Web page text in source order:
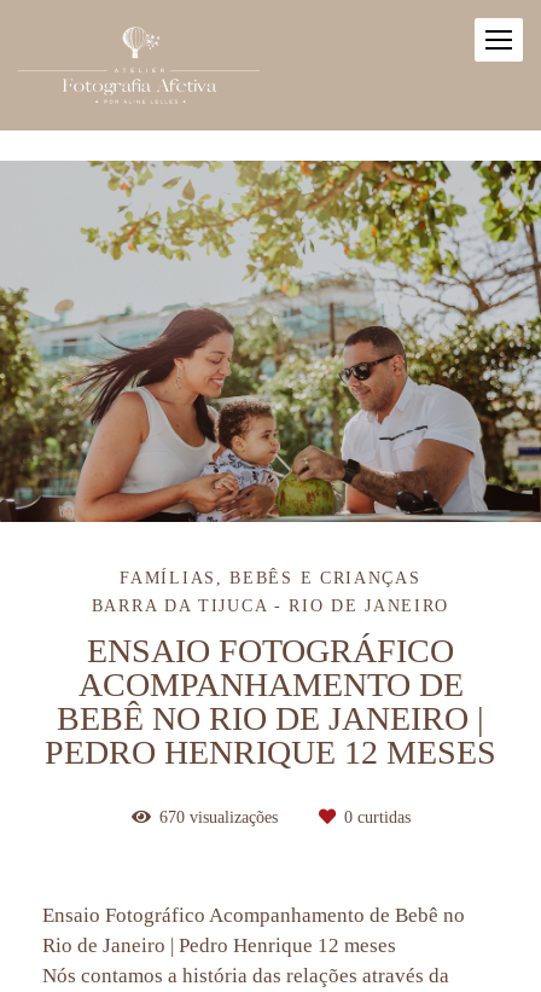
FAMÍLIAS, BEBÊS E CRIANÇAS
BARRA DA TIJUCA - RIO DE JANEIRO
ENSAIO FOTOGRÁFICO
ACOMPANHAMENTO DE
BEBÊ NO RIO DE JANEIRO |
PEDRO HENRIQUE 12 MESES
670visualizações 0curtidas
Ensaio Fotográfico Acompanhamento de Bebê no
Rio de Janeiro | Pedro Henrique 12 meses
Nós contamos a história das relações através da